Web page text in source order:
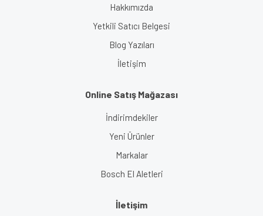
Hakkımızda
Yetkili Satıcı Belgesi
Blog Yazıları
İletişim
Online Satış Mağazası
İndirimdekiler
Yeni Ürünler
Markalar
Bosch El Aletleri
İletişim